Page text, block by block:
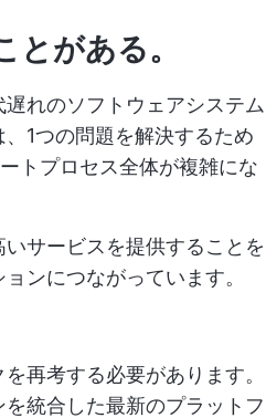
とがある。
れのソフトウェアシステム
1つの問題を解決するため
トプロセス全体が複雑にな
サービスを提供することを
ンにつながっています。
再考する必要があります。
統合した最新のプラットフ